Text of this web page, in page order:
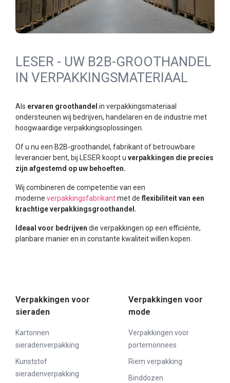
LESER - UW B2B-GROOTHANDEL
IN VERPAKKINGSMATERIAAL
Als ervaren groothandel in verpakkingsmateriaal
ondersteunen wij bedrijven, handelaren en de industrie met
hoogwaardige verpakkingsoplossingen.
Of u nu een B2B-groothandel, fabrikant of betrouwbare
leverancier bent, bij LESER koopt u verpakkingen die precies
zijn afgestemd op uw behoeften.
Wij combineren de competentie van een
moderne verpakkingsfabrikantmet de flexibiliteit van een
krachtige verpakkingsgroothandel.
Ideaal voor bedrijven die verpakkingen op een efficiënte,
planbare manier en in constante kwaliteit willen kopen.
Verpakkingen voor
sieraden
Kartonnen
sieradenverpakking
Kunststof
sieradenverpakking
Verpakkingen voor
mode
Verpakkingen voor
portemonnees
Riem verpakking
Binddozen